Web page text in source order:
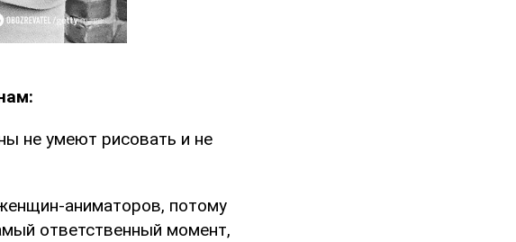
не умеют рисовать и не
аниматоров, потому
ответственный момент,